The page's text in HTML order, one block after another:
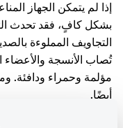
إذا لم يتمكن الجهاز
بشكل كافٍ، فقد تحدث
التجاويف المملوءة
تُصاب الأنسجة والأعضاء
مؤلمة وحمراء ودافئة.
أيضًا.